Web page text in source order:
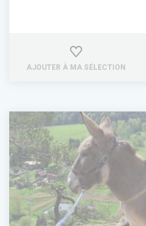
AJOUTER À MA SÉLECTION